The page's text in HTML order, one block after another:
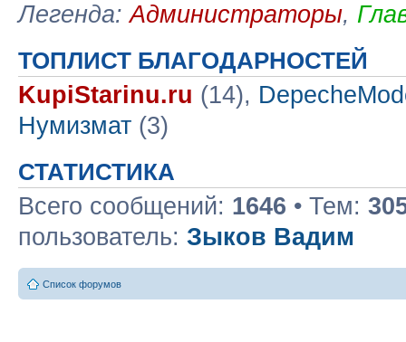
Легенда:Администраторы,
ТОПЛИСТ БЛАГОДАРНОСТЕЙ
KupiStarinu.ru (14),
Нумизмат (3)
СТАТИСТИКА
Всего сообщений: 1646 • Тем:
пользователь: Зыков Вадим
Список форумов